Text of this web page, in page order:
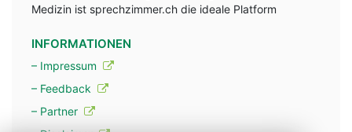
Medizin ist sprechzimmer.ch die ideale Platform
INFORMATIONEN
– Impressum
– Feedback
– Partner